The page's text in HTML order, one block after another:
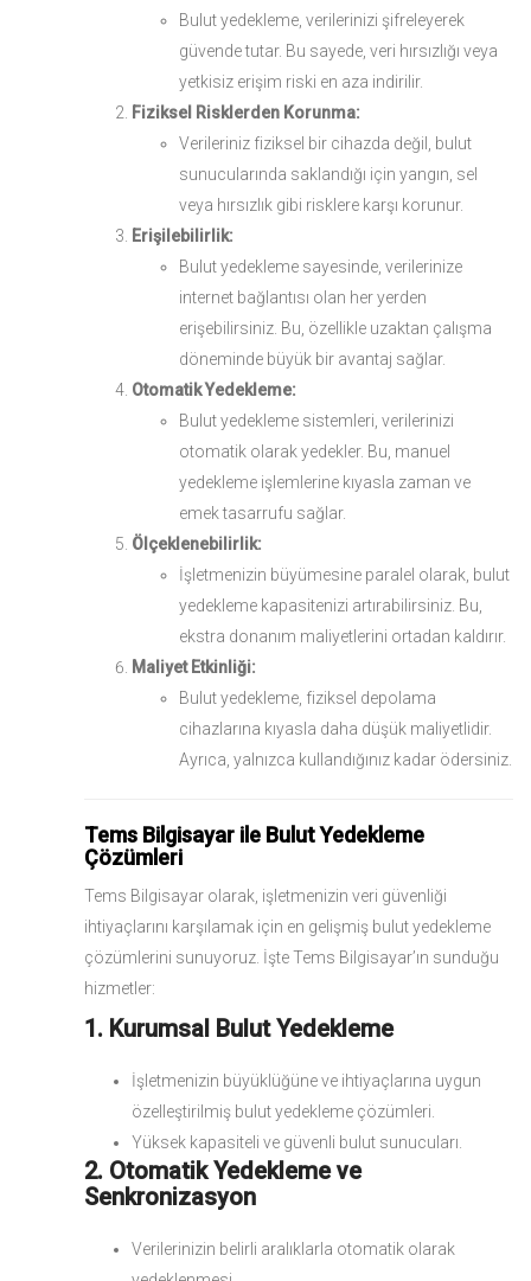
Bulut yedekleme, verilerinizi şifreleyerek
güvende tutar. Bu sayede, veri hırsızlığı veya
yetkisiz erişim riski en aza indirilir.
Fiziksel Risklerden Korunma:
Verileriniz fiziksel bir cihazda değil, bulut
sunucularında saklandığı için yangın, sel
veya hırsızlık gibi risklere karşı korunur.
Erişilebilirlik:
Bulut yedekleme sayesinde, verilerinize
internet bağlantısı olan her yerden
erişebilirsiniz. Bu, özellikle uzaktan çalışma
döneminde büyük bir avantaj sağlar.
Otomatik Yedekleme:
Bulut yedekleme sistemleri, verilerinizi
otomatik olarak yedekler. Bu, manuel
yedekleme işlemlerine kıyasla zaman ve
emek tasarrufu sağlar.
Ölçeklenebilirlik:
İşletmenizin büyümesine paralel olarak, bulut
yedekleme kapasitenizi artırabilirsiniz. Bu,
ekstra donanım maliyetlerini ortadan kaldırır.
Maliyet Etkinliği:
Bulut yedekleme, fiziksel depolama
cihazlarına kıyasla daha düşük maliyetlidir.
Ayrıca, yalnızca kullandığınız kadar ödersiniz.
Tems Bilgisayar ile Bulut Yedekleme
Çözümleri
Tems Bilgisayar olarak, işletmenizin veri güvenliği
ihtiyaçlarını karşılamak için en gelişmiş bulut yedekleme
çözümlerini sunuyoruz. İşte Tems Bilgisayar’ın sunduğu
hizmetler:
1. Kurumsal Bulut Yedekleme
İşletmenizin büyüklüğüne ve ihtiyaçlarına uygun
özelleştirilmiş bulut yedekleme çözümleri.
Yüksek kapasiteli ve güvenli bulut sunucuları.
2. Otomatik Yedekleme ve
Senkronizasyon
Verilerinizin belirli aralıklarla otomatik olarak